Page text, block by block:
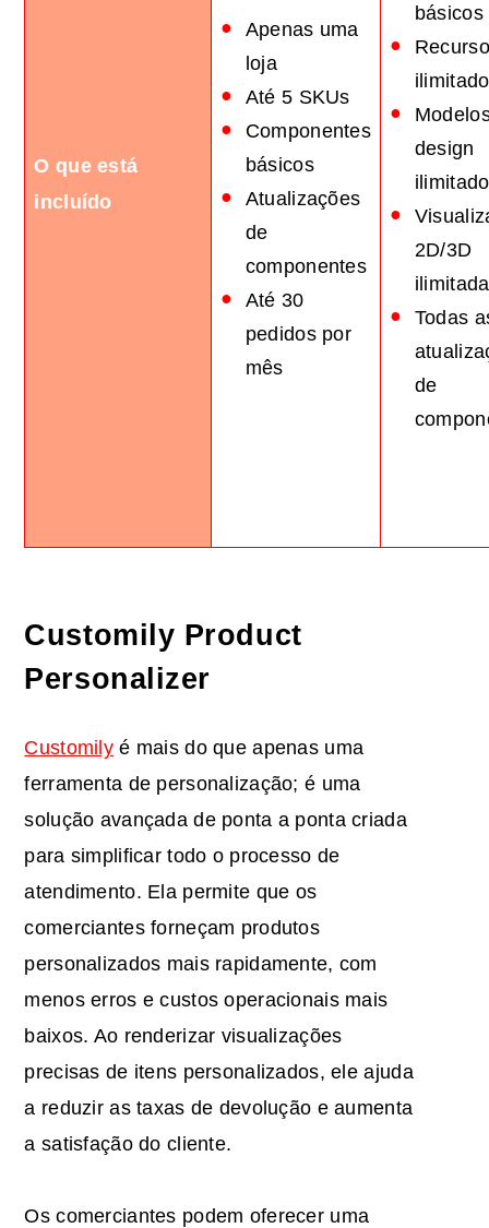
O que está
incluído
Apenas uma
loja
Até 5 SKUs
Componentes
básicos
Atualizações
de
componentes
Até 30
pedidos por
mês
básicos
design
2D/3D
Todas
de
Customily Product
Personalizer
Customily é mais do que apenas uma
ferramenta de personalização; é uma
solução avançada de ponta a ponta criada
para simplificar todo o processo de
atendimento. Ela permite que os
comerciantes forneçam produtos
personalizados mais rapidamente, com
menos erros e custos operacionais mais
baixos. Ao renderizar visualizações
precisas de itens personalizados, ele ajuda
a reduzir as taxas de devolução e aumenta
a satisfação do cliente.
Os comerciantes podem oferecer uma